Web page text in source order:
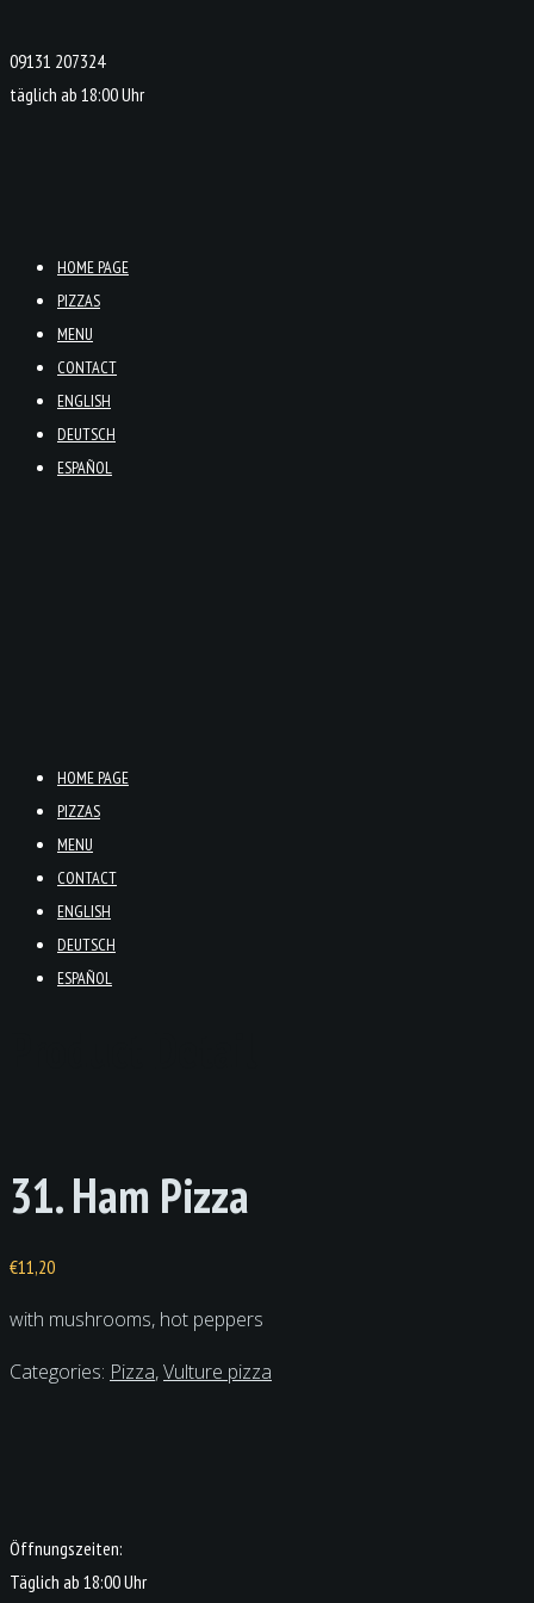
09131 207324
täglich ab 18:00 Uhr
HOME PAGE
PIZZAS
MENU
CONTACT
ENGLISH
DEUTSCH
ESPAÑOL
HOME PAGE
PIZZAS
MENU
CONTACT
ENGLISH
DEUTSCH
ESPAÑOL
31. Ham Pizza
€11,20
with mushrooms, hot peppers
Categories: Pizza,Vulture pizza
Öffnungszeiten:
Täglich ab 18:00 Uhr